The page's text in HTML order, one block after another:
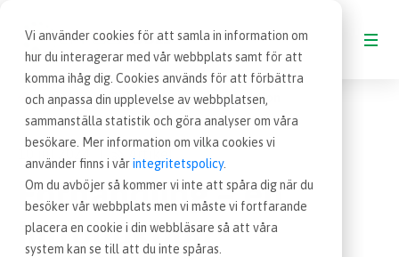
Vi använder cookies för att samla in information om
hur du interagerar med vår webbplats samt för att
komma ihåg dig. Cookies används för att förbättra
och anpassa din upplevelse av webbplatsen,
sammanställa statistik och göra analyser om våra
besökare. Mer information om vilka cookies vi
använder finns i vårintegritetspolicy.
Om du avböjer så kommer vi inte att spåra dig när du
besöker vår webbplats men vi måste vi fortfarande
placera en cookie i din webbläsare så att våra
system kan se till att du inte spåras.
BLOGG
VAD ÄR INKÖP
OM EFFSO TOOLS
Artiklar Förhandling – en introduktion
Förhandling – en
introduktion